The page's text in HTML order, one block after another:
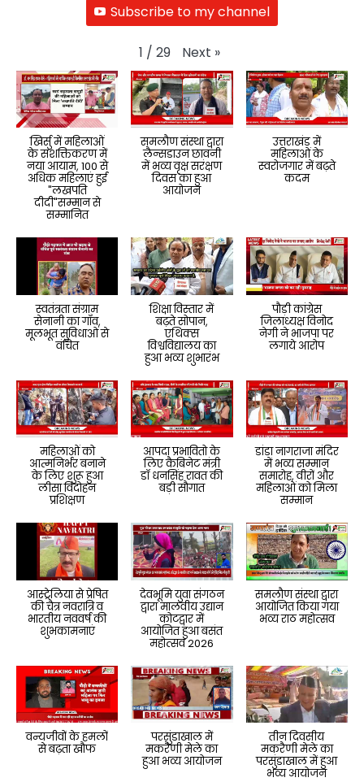
Subscribe to my channel
1 / 29 Next »
खिर्सु में महिलाओं
के सशक्तिकरण में
नया आयाम, 100 से
अधिक महिलाएं हुई
"लखपति
दीदी"सम्मान से
सम्मानित
समलौण संस्था द्वारा
लैन्सडाउन छावनी
में भव्य वृक्ष सरंक्षण
दिवस का हुआ
आयोजन
उत्तराखंड में
महिलाओं के
स्वरोजगार में बढ़ते
कदम
स्वतंत्रता संग्राम
सेनानी का गाँव,
मूलभूत सुविधाओं से
वंचित
शिक्षा विस्तार में
बढ़ते सोपान,
एथिक्स
विश्वविद्यालय का
हुआ भव्य शुभारंभ
पौड़ी कांग्रेस
जिलाध्यक्ष विनोद
नेगी ने भाजपा पर
लगाये आरोप
महिलाओं को
आत्मनिर्भर बनाने
के लिए शुरू हुआ
लीसा विदोहन
प्रशिक्षण
आपदा प्रभावितो के
लिए कैबिनेट मंत्री
डॉ धनसिंह रावत की
बड़ी सौगात
डांडा नागराजा मंदिर
में भव्य सम्मान
समारोह, वीरों और
महिलाओं को मिला
सम्मान
आस्ट्रेलिया से प्रेषित
की चैत्र नवरात्रि व
भारतीय नववर्ष की
शुभकामनाएं
देवभूमि युवा संगठन
द्वारा मालवीय उद्यान
कोटद्वार में
आयोजित हुआ बसंत
महोत्सव 2026
समलौण संस्था द्वारा
आयोजित किया गया
भव्य राठ महोत्सव
वन्यजीवों के हमलों
से बढ़ता खौफ
परसुंडाखाल में
मकरैणी मेले का
हुआ भव्य आयोजन
तीन दिवसीय
मकरैणी मेले का
परसुंडाखाल में हुआ
भव्य आयोजन